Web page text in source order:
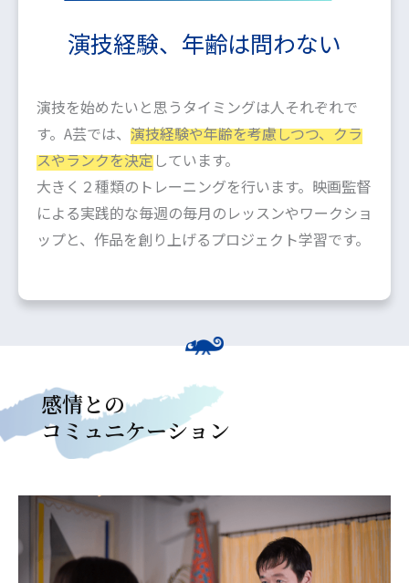
演技経験、年齢は問わない
演技を始めたいと思うタイミングは人それぞれで
す。A芸では、 演技経験や年齢を考慮しつつ、クラ
スやランクを決定しています。
大きく２種類のトレーニングを行います。映画監督
による実践的な毎週の毎月のレッスンやワークショ
ップと、作品を創り上げるプロジェクト学習です。
感情との
コミュニケーション